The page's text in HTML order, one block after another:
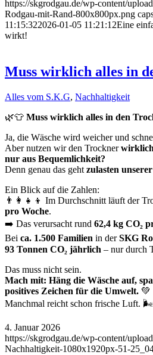
https://skgrodgau.de/wp-content/
Rodgau-mit-Rand-800x800px.png
11:15:322026-01-05 11:21:12Eine
wirkt!
Muss wirklich alles in
Alles vom S.K.G, Nachhaltigkeit
🌿👕 Muss wirklich alles in den
Ja, die Wäsche wird weicher und
Aber nutzen wir den Trockner
nur aus Bequemlichkeit?
Denn genau das geht zulasten
Ein Blick auf die Zahlen:
👨‍👩‍👧‍👦 Im Durchschnitt läuft der
pro Woche.
➡️ Das verursacht rund 62,4 kg CO₂
Bei ca. 1.500 Familien in derSKG
93 Tonnen CO₂ jährlich – nur durch
Das muss nicht sein.
Mach mit: Häng die Wäsche auf,
positives Zeichen für die Umwelt. 💚
Manchmal reicht schon frische Luft.
4. Januar 2026
https://skgrodgau.de/wp-content/
Nachhaltigkeit-1080x1920px-51-